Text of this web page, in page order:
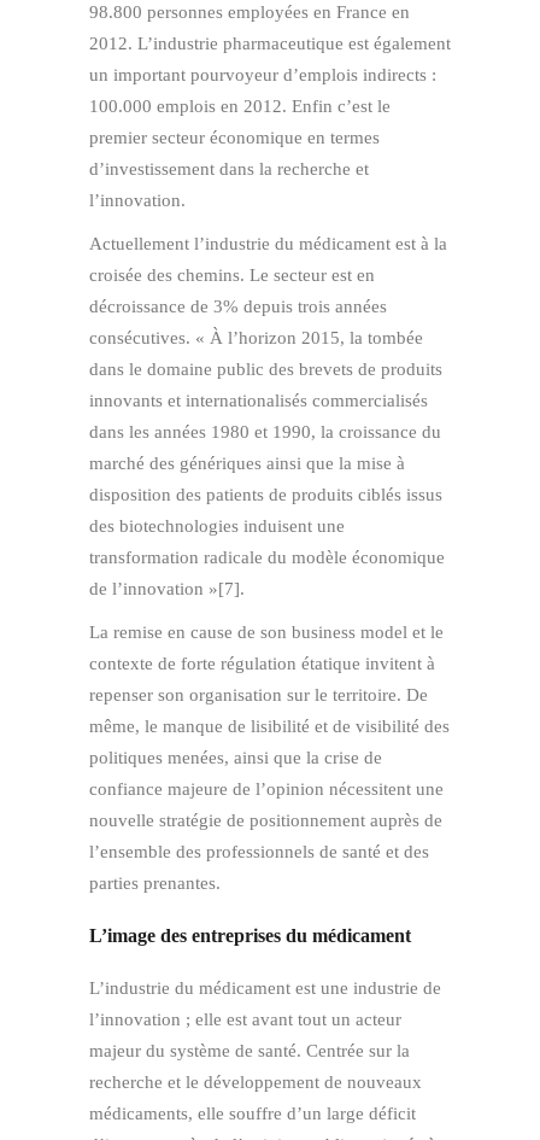
98.800 personnes employées en France en
2012. L’industrie pharmaceutique est également
un important pourvoyeur d’emplois indirects :
100.000 emplois en 2012. Enfin c’est le
premier secteur économique en termes
d’investissement dans la recherche et
l’innovation.
Actuellement l’industrie du médicament est à la
croisée des chemins. Le secteur est en
décroissance de 3% depuis trois années
consécutives. « À l’horizon 2015, la tombée
dans le domaine public des brevets de produits
innovants et internationalisés commercialisés
dans les années 1980 et 1990, la croissance du
marché des génériques ainsi que la mise à
disposition des patients de produits ciblés issus
des biotechnologies induisent une
transformation radicale du modèle économique
de l’innovation »[7].
La remise en cause de son business model et le
contexte de forte régulation étatique invitent à
repenser son organisation sur le territoire. De
même, le manque de lisibilité et de visibilité des
politiques menées, ainsi que la crise de
confiance majeure de l’opinion nécessitent une
nouvelle stratégie de positionnement auprès de
l’ensemble des professionnels de santé et des
parties prenantes.
L’image des entreprises du médicament
L’industrie du médicament est une industrie de
l’innovation ; elle est avant tout un acteur
majeur du système de santé. Centrée sur la
recherche et le développement de nouveaux
médicaments, elle souffre d’un large déficit